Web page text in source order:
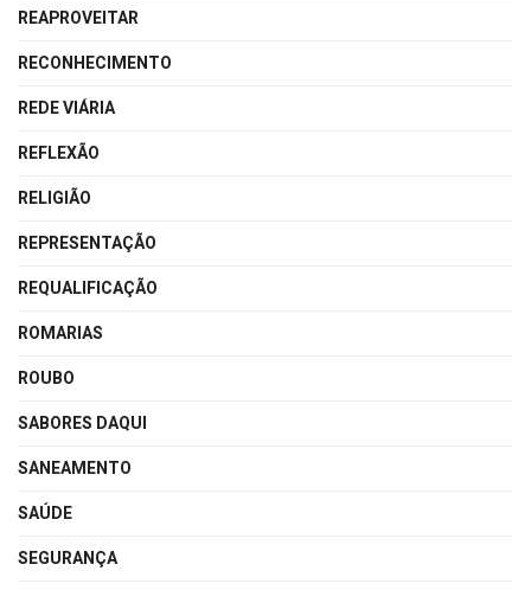
REAPROVEITAR
RECONHECIMENTO
REDE VIÁRIA
REFLEXÃO
RELIGIÃO
REPRESENTAÇÃO
REQUALIFICAÇÃO
ROMARIAS
ROUBO
SABORES DAQUI
SANEAMENTO
SAÚDE
SEGURANÇA